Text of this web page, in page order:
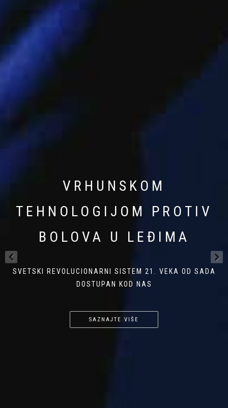
VRHUNSKOM
TEHNOLOGIJOM PROTIV
BOLOVA U LEĐIMA
SVETSKI REVOLUCIONARNI SISTEM 21. VEKA OD SADA
DOSTUPAN KOD NAS
SAZNAJTE VIŠE
VRHUNSKOM
TEHNOLOGIJOM PROTIV
BOLOVA U VRATU
SVETSKI REVOLUCIONARNI SISTEM 21. VEKA OD SADA
DOSTUPAN KOD NAS
SAZNAJTE VIŠE
VRHUNSKOM
TEHNOLOGIJOM PROTIV
BOLOVA U ZGLOBOVIMA
SAZNAJTE VIŠE